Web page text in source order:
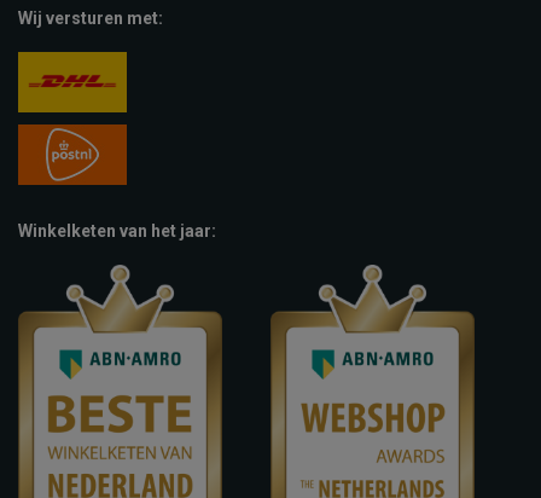
Wij versturen met:
Winkelketen van het jaar: